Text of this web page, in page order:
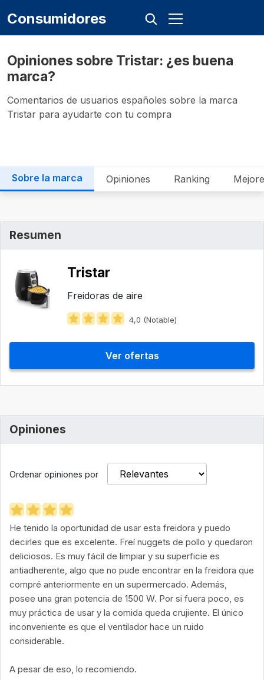
Consumidores
Opiniones sobre Tristar: ¿es buena
marca?
Comentarios de usuarios españoles sobre la marca
Tristar para ayudarte con tu compra
Sobre la marca Opiniones Ranking
Resumen
Tristar
Freidoras de aire
4,0 (Notable)
Ver ofertas
Opiniones
Ordenar opiniones por
He tenido la oportunidad de usar esta freidora y puedo
decirles que es excelente. Freí nuggets de pollo y quedaron
deliciosos. Es muy fácil de limpiar y su superficie es
antiadherente, algo que no pude encontrar en la freidora que
compré anteriormente en un supermercado. Además,
posee una gran potencia de 1500 W. Por si fuera poco, es
muy práctica de usar y la comida queda crujiente. El único
inconveniente es que el ventilador hace un ruido
considerable.
A pesar de eso, lo recomiendo.